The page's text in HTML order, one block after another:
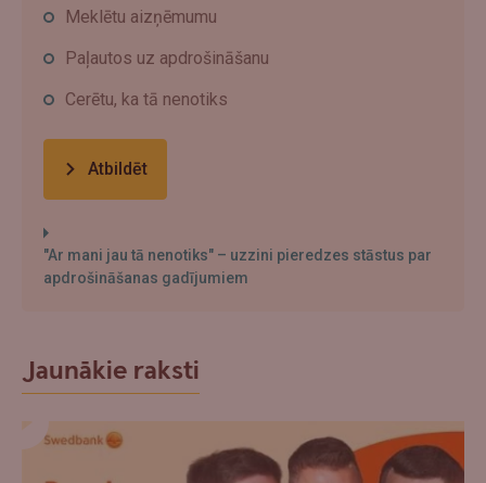
Meklētu aizņēmumu
Paļautos uz apdrošināšanu
Cerētu, ka tā nenotiks
Atbildēt
"Ar mani jau tā nenotiks" – uzzini pieredzes stāstus par
apdrošināšanas gadījumiem
Jaunākie raksti